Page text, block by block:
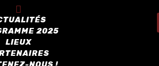
2025
LIEUX